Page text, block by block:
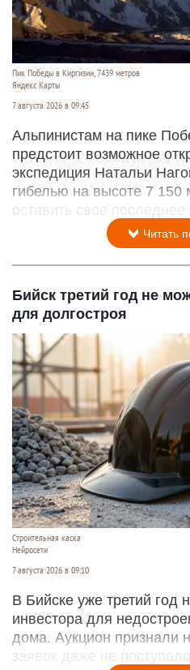
Пик Победы в Киргизии, 7439 метров
Яндекс Карты
7 августа 2026 в 09:45
Альпинистам на пике
предстоит возможное
экспедиция Натальи
гибелью на высоте 7
оставить свое последнее
Читать
Бийск третий год не
для долгостроя
Строительная каска
Нейросети
7 августа 2026 в 09:10
В Бийске уже третий год
инвестора для
дома. Аукцион признали
заявок даже не поступало,